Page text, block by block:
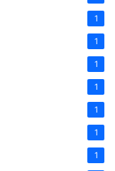
1
1
1
1
1
1
1